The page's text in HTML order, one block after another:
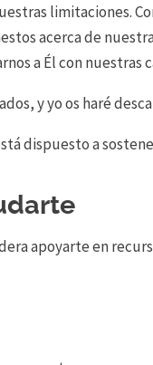
limitaciones.
acerca de
a Él con nuestras
y yo os haré
dispuesto a
apoyarte en